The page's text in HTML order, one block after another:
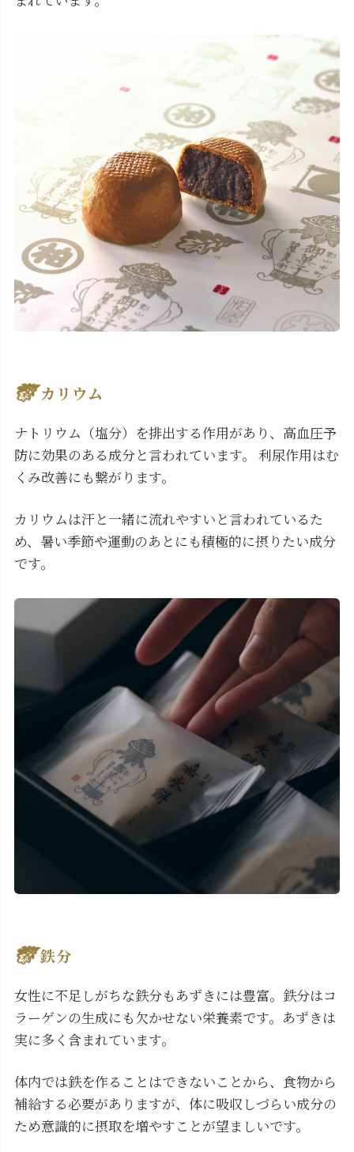
カリウム
ナトリウム（塩分）を排出する作用があり、高血圧予
防に効果のある成分と言われています。 利尿作用はむ
くみ改善にも繋がります。
カリウムは汗と一緒に流れやすいと言われているた
め、暑い季節や運動のあとにも積極的に摂りたい成分
です。
鉄分
女性に不足しがちな鉄分もあずきには豊富。鉄分はコ
ラーゲンの生成にも欠かせない栄養素です。あずきは
実に多く含まれています。
体内では鉄を作ることはできないことから、食物から
補給する必要がありますが、体に吸収しづらい成分の
ため意識的に摂取を増やすことが望ましいです。